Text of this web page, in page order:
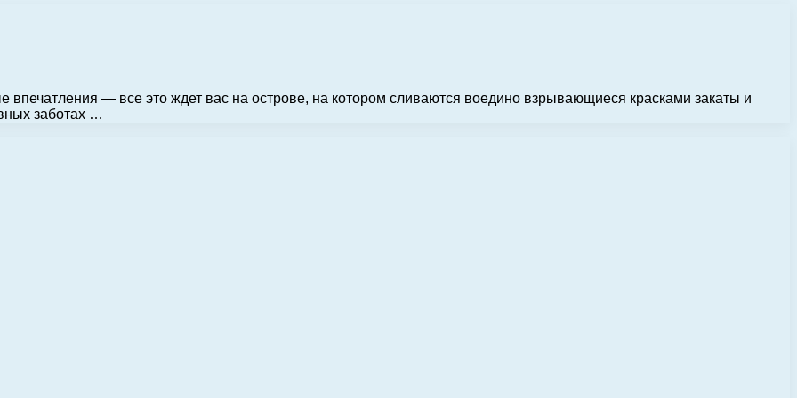
впечатления — все это ждет вас на острове, на котором сливаются воедино взрывающиеся красками закаты и
заботах …